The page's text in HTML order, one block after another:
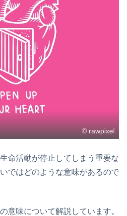
© rawpixel
命活動が停止してしまう重要な
ではどのような意味があるので
意味について解説しています。